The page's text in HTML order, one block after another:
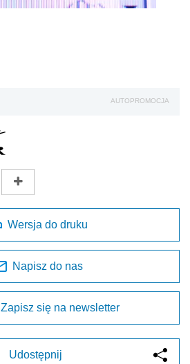
AUTOPROMOCJA
Wersja do druku
Napisz do nas
Zapisz się na newsletter
Udostępnij